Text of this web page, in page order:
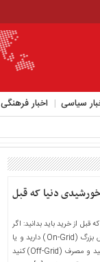
سیاسی اخبار فرهنگی
خورشیدی دنیا که قبل
قبل از خرید باید بدانید: اگر
قصد راه اندازی نیروگاه خورشیدی خانگی در مقیاس بزرگ (On-Grid) دارید و یا
اگر قصد دارید برق مورد نیاز خودتان را خودتان تولید و مصرف (Off-Grid) کنید